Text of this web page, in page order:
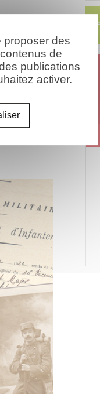
proposer des
de
publications
activer.